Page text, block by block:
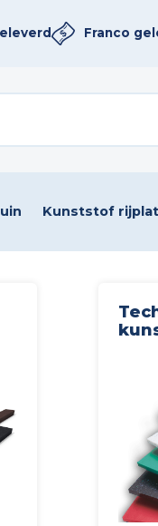
Franco
Kunststof